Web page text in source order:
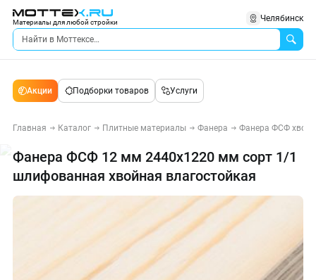
Материалы для любой стройки Челябинск
Акции Подборки товаров Услуги
Главная Каталог Плитные материалы Фанера Фанера ФСФ
Фанера ФСФ 12 мм 2440х1220 мм сорт 1/1
шлифованная хвойная влагостойкая